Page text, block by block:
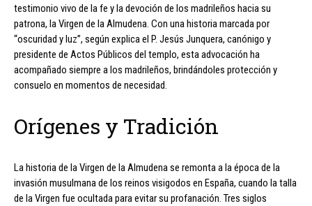
testimonio vivo de la fe y la devoción de los madrileños hacia su
patrona, la Virgen de la Almudena. Con una historia marcada por
“oscuridad y luz”, según explica el P. Jesús Junquera, canónigo y
presidente de Actos Públicos del templo, esta advocación ha
acompañado siempre a los madrileños, brindándoles protección y
consuelo en momentos de necesidad.
Orígenes y Tradición
La historia de la Virgen de la Almudena se remonta a la época de la
invasión musulmana de los reinos visigodos en España, cuando la talla
de la Virgen fue ocultada para evitar su profanación. Tres siglos